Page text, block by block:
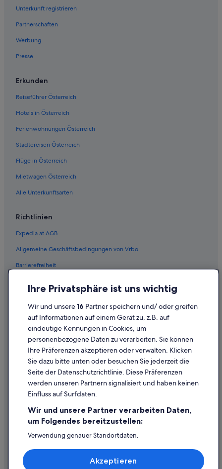
Ferienwohnungen in Philadelphia
B&B in Philadelphia
Best Western Hotels in Philadelphia
Motels in Philadelphia
Hotels nahe Philadelphia Museum of Art
Villen in Philadelphia
Wohnungen in Philadelphia
Ridley Park Hotels
Upper Darby Hotels
West-Philadelphia: Hotels
Unterkunft registrieren
Partnerschaften
Werbung
Presse
Erkunden
Reiseführer Österreich
Hotels in Österreich
Ferienwohnungen Österreich
Städtereisen Österreich
Flüge in Österreich
Mietwagen Österreich
Alle Unterkunftsarten
Richtlinien
Expedia.at AGB
Allgemeine Geschäftsbedingungen von Vrbo
Barrierefreiheit
Rechtliche Hinweise/Kontakt
Inhaltsrichtlinien und Melden von Inhalten
Hilfe
Hilfe
Rückerstattungsprozess und Zeitrahmen
Buchen Sie einen Flug mit einer Gutschrift bei der Fluggesellschaft
Internationale Reisedokumente
Ihre Privatsphäre ist uns wichtig
Wir und unsere16 Partner speichern und/ oder greifen
auf Informationen auf einem Gerät zu, z.B. auf
eindeutige Kennungen in Cookies, um
personenbezogene Daten zu verarbeiten. Sie können
Ihre Präferenzen akzeptieren oder verwalten. Klicken
Sie dazu bitte unten oder besuchen Sie jederzeit die
Seite der Datenschutzrichtlinie. Diese Präferenzen
werden unseren Partnern signalisiert und haben keinen
Einfluss auf Surfdaten.
Wir und unsere Partner verarbeiten Daten,
um Folgendes bereitzustellen:
Verwendung genauer Standortdaten.
Speichern von oder Zugriff auf Informationen auf einem
Endgerät. Personalisierte Werbung und Inhalte, Messung
Akzeptieren